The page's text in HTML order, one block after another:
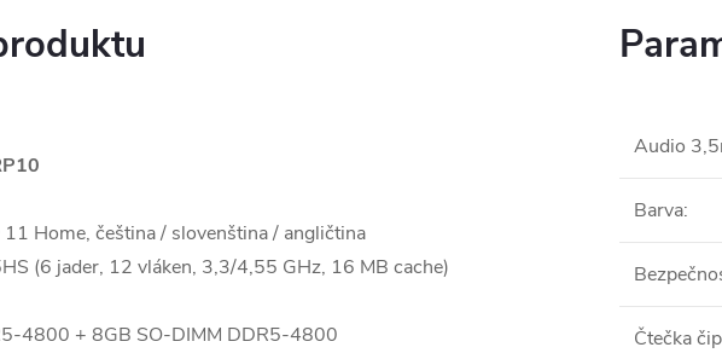
Home, čeština / slovenština / angličtina
(6 jader, 12 vláken, 3,3/4,55 GHz, 16 MB cache)
4800 + 8GB SO-DIMM DDR5-4800
Audio
Barva:
Čtečka